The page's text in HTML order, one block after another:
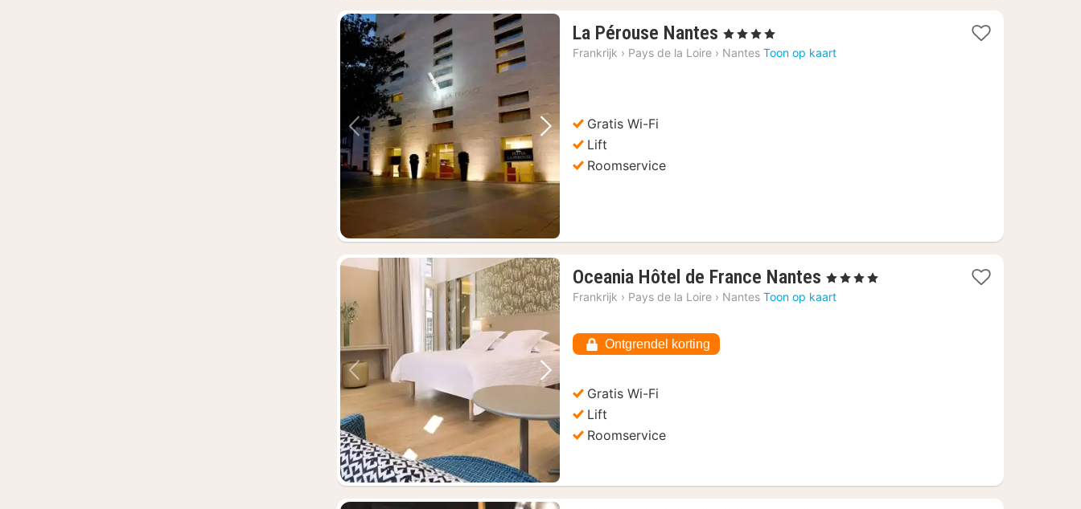
Vorige foto Volgende foto
La Pérouse Nantes 1
nacht
, 4 Sterren
Frankrijk › Pays de la Loire › Nantes Toon op kaart
Gratis Wi-Fi
Lift
Roomservice
Vorige foto Volgende foto
Oceania Hôtel de France Nantes 1
nacht
, 4 Sterren
Frankrijk › Pays de la Loire › Nantes Toon op kaart
Ontgrendel korting
Gratis Wi-Fi
Lift
Roomservice